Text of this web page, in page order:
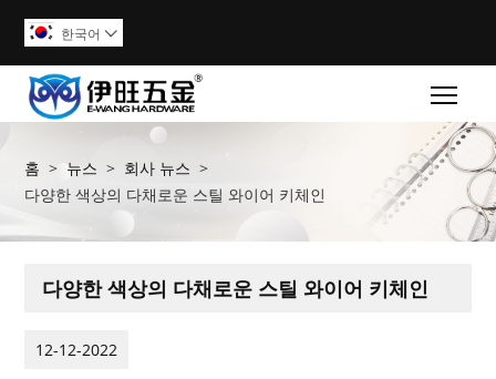
한국어 
홈 > 뉴스 > 회사 뉴스 >
다양한 색상의 다채로운 스틸 와이어 키체인
다양한 색상의 다채로운 스틸 와이어 키체인
12-12-2022